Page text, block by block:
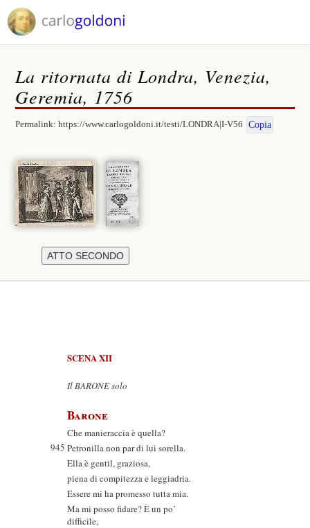
La ritornata di Londra, Venezia,
Geremia, 1756
Permalink:https://www.carlogoldoni.it/testi/LONDRA|I-V56 Copia
SCENA XII
Il BARONE solo
Barone
Che manieraccia è quella?
945 Petronilla non par di lui sorella.
Ella è gentil, graziosa,
piena di compitezza e leggiadria.
Essere mi ha promesso tutta mia.
Ma mi posso fidare? È un po’
difficile,